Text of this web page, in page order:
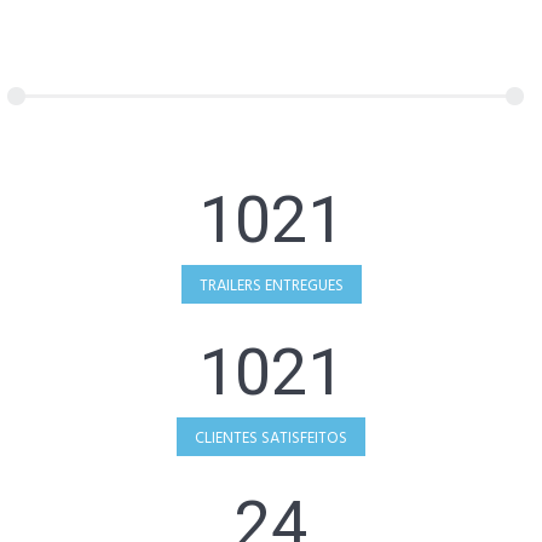
1021
TRAILERS ENTREGUES
1021
CLIENTES SATISFEITOS
24